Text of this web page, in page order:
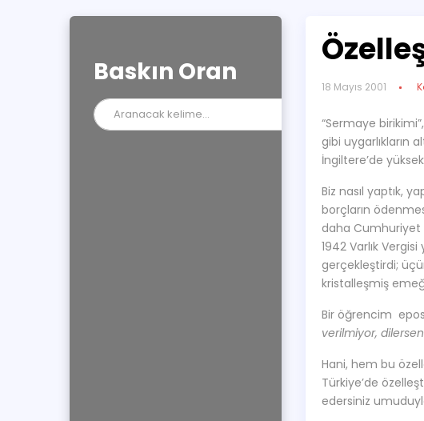
Baskın Oran 18 Mayıs 2001
“Sermaye
gibi uygarlıkların
İngiltere’de
Biz nasıl yaptık,
borçların
daha Cumhuriyet
1942 Varlık
gerçekleştirdi;
kristalleşmiş
Bir öğrencim
verilmiyor,
Hani, hem bu
Türkiye’de
edersiniz